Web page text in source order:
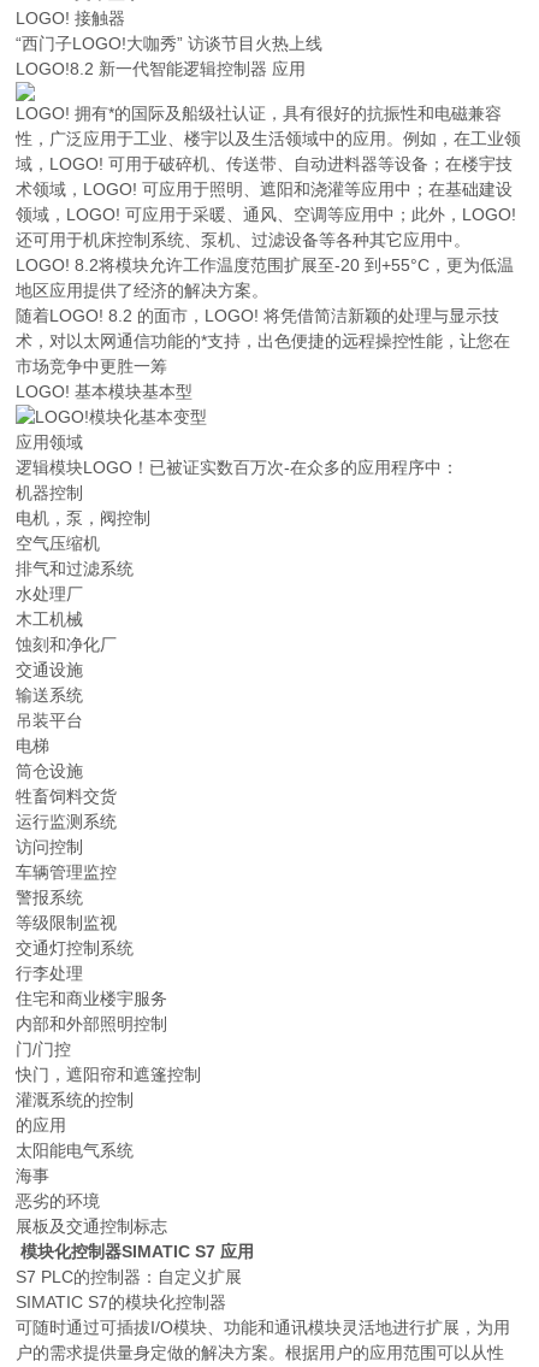
LOGO! 接触器
“西门子LOGO!大咖秀” 访谈节目火热上线
LOGO!8.2 新一代智能逻辑控制器 应用
LOGO! 拥有*的国际及船级社认证，具有很好的抗振性和电磁兼容
性，广泛应用于工业、楼宇以及生活领域中的应用。例如，在工业领
域，LOGO! 可用于破碎机、传送带、自动进料器等设备；在楼宇技
术领域，LOGO! 可应用于照明、遮阳和浇灌等应用中；在基础建设
领域，LOGO! 可应用于采暖、通风、空调等应用中；此外，LOGO!
还可用于机床控制系统、泵机、过滤设备等各种其它应用中。
LOGO! 8.2将模块允许工作温度范围扩展至-20 到+55°C，更为低温
地区应用提供了经济的解决方案。
随着LOGO! 8.2 的面市，LOGO! 将凭借简洁新颖的处理与显示技
术，对以太网通信功能的*支持，出色便捷的远程操控性能，让您在
市场竞争中更胜一筹
LOGO! 基本模块基本型
应用领域
逻辑模块LOGO！已被证实数百万次-在众多的应用程序中：
机器控制
电机，泵，阀控制
空气压缩机
排气和过滤系统
水处理厂
木工机械
蚀刻和净化厂
交通设施
输送系统
吊装平台
电梯
筒仓设施
牲畜饲料交货
运行监测系统
访问控制
车辆管理监控
警报系统
等级限制监视
交通灯控制系统
行李处理
住宅和商业楼宇服务
内部和外部照明控制
门/门控
快门，遮阳帘和遮篷控制
灌溉系统的控制
的应用
太阳能电气系统
海事
恶劣的环境
展板及交通控制标志
模块化控制器SIMATIC S7 应用
S7 PLC的控制器：自定义扩展
SIMATIC S7的模块化控制器
可随时通过可插拔I/O模块、功能和通讯模块灵活地进行扩展，为用
户的需求提供量身定做的解决方案。根据用户的应用范围可以从性